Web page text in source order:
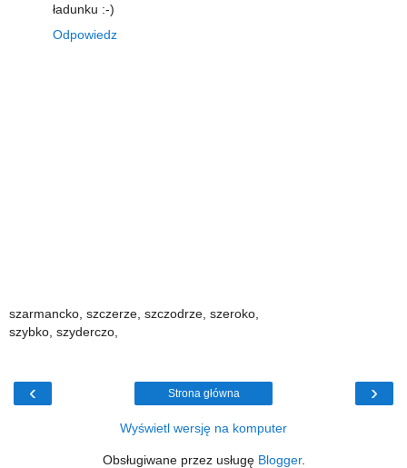
ładunku :-)
Odpowiedz
szarmancko, szczerze, szczodrze, szeroko,
szybko, szyderczo,
‹ ›
Strona główna
Wyświetl wersję na komputer
Obsługiwane przez usługę Blogger.